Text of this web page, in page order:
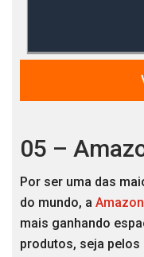
05 –
Por ser uma das
do mundo, a
mais ganhando
produtos, seja